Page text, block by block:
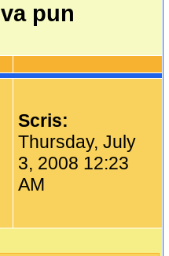
va pun
Scris:
Thursday, July
3, 2008 12:23
AM